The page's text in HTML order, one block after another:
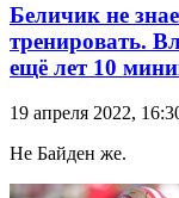
Беличик не
тренировать.
ещё лет 10
19 апреля 2022,
Не Байден же.